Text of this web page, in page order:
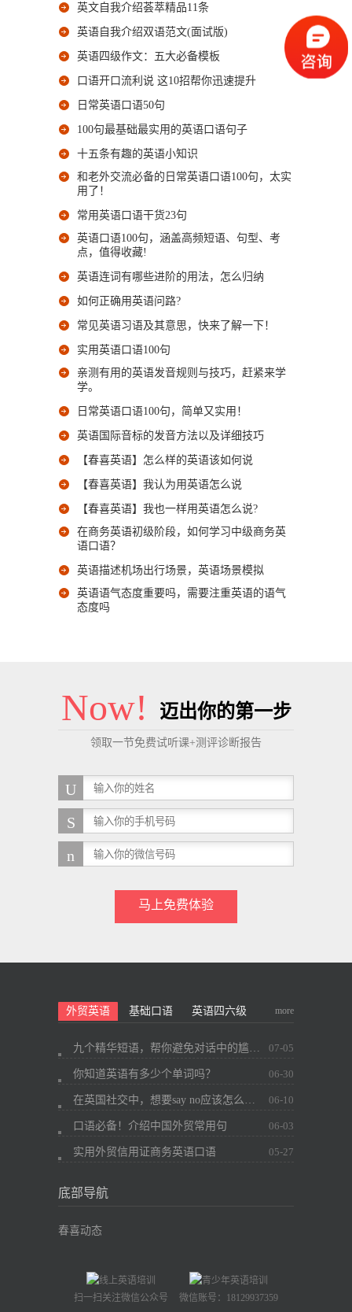
英文自我介绍荟萃精品11条
英语自我介绍双语范文(面试版)
英语四级作文：五大必备模板
口语开口流利说 这10招帮你迅速提升
日常英语口语50句
100句最基础最实用的英语口语句子
十五条有趣的英语小知识
和老外交流必备的日常英语口语100句，太实
用了！
常用英语口语干货23句
英语口语100句，涵盖高频短语、句型、考
点，值得收藏!
英语连词有哪些进阶的用法，怎么归纳
如何正确用英语问路?
常见英语习语及其意思，快来了解一下！
实用英语口语100句
亲测有用的英语发音规则与技巧，赶紧来学
学。
日常英语口语100句，简单又实用！
英语国际音标的发音方法以及详细技巧
【春喜英语】怎么样的英语该如何说
【春喜英语】我认为用英语怎么说
【春喜英语】我也一样用英语怎么说?
在商务英语初级阶段，如何学习中级商务英
语口语？
英语描述机场出行场景，英语场景模拟
英语语气态度重要吗，需要注重英语的语气
态度吗
Now! 迈出你的第一步
领取一节免费试听课+测评诊断报告
马上免费体验
外贸英语 基础口语 英语四六级 more
九个精华短语，帮你避免对话中的尴尬~ 07-05
你知道英语有多少个单词吗？ 06-30
在英国社交中，想要say no应该怎么办？ 06-10
口语必备！介绍中国外贸常用句 06-03
实用外贸信用证商务英语口语 05-27
底部导航
春喜动态
扫一扫关注微信公众号 微信账号：18129937359